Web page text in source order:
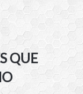
QUE